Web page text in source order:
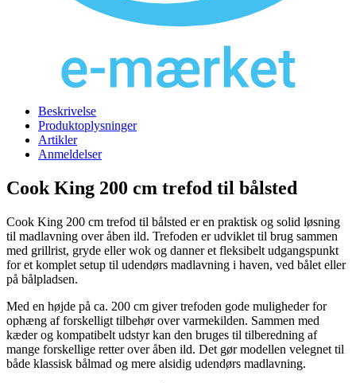
Beskrivelse
Produktoplysninger
Artikler
Anmeldelser
Cook King 200 cm trefod til bålsted
Cook King 200 cm trefod til bålsted er en praktisk og solid løsning
til madlavning over åben ild. Trefoden er udviklet til brug sammen
med grillrist, gryde eller wok og danner et fleksibelt udgangspunkt
for et komplet setup til udendørs madlavning i haven, ved bålet eller
på bålpladsen.
Med en højde på ca. 200 cm giver trefoden gode muligheder for
ophæng af forskelligt tilbehør over varmekilden. Sammen med
kæder og kompatibelt udstyr kan den bruges til tilberedning af
mange forskellige retter over åben ild. Det gør modellen velegnet til
både klassisk bålmad og mere alsidig udendørs madlavning.